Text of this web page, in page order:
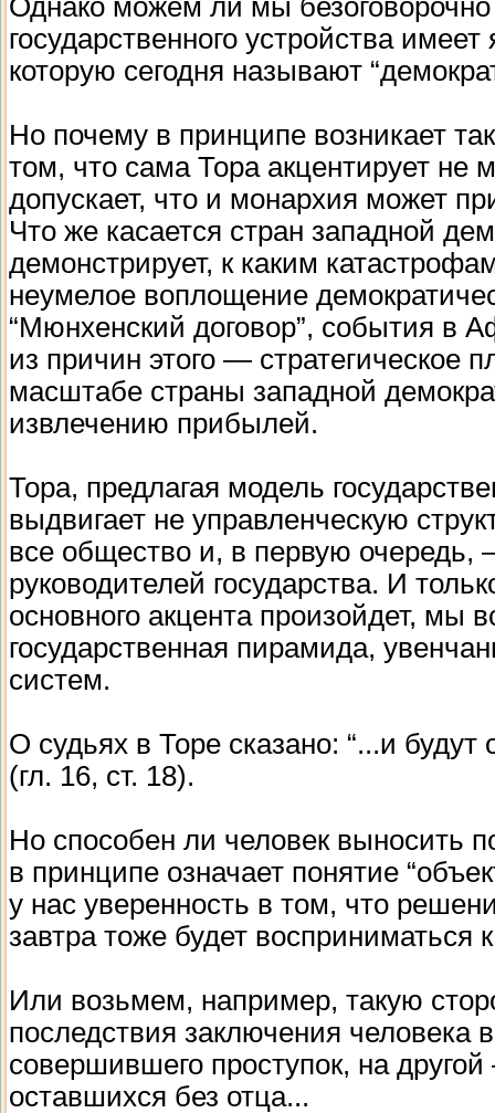
Однако можем ли мы
государственного устройства
которую сегодня называют
Но почему в принципе возникает
том, что сама Тора акцентирует не
допускает, что и монархия может
Что же касается стран западной
демонстрирует, к каким
неумелое воплощение
“Мюнхенский договор”, события в
из причин этого — стратегическое
масштабе страны западной
извлечению прибылей.
Тора, предлагая модель
выдвигает не управленческую
все общество и, в первую очередь,
руководителей государства. И
основного акцента произойдет, мы
государственная пирамида,
систем.
О судьях в Торе сказано: “...и
(гл. 16, ст. 18).
Но способен ли человек выносить
в принципе означает понятие
у нас уверенность в том, что
завтра тоже будет восприниматься
Или возьмем, например, такую
последствия заключения
совершившего проступок, на
оставшихся без отца...